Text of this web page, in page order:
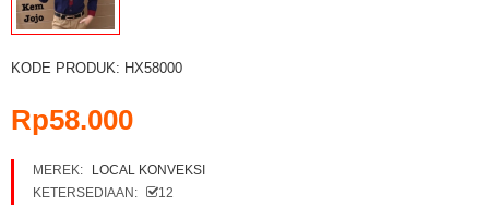
Perlengkapan Olahraga
Perlengkapan Sekolah
Sepatu Pria
KODE PRODUK: HX58000
Rp58.000
MEREK:
LOCAL KONVEKSI
KETERSEDIAAN:
12